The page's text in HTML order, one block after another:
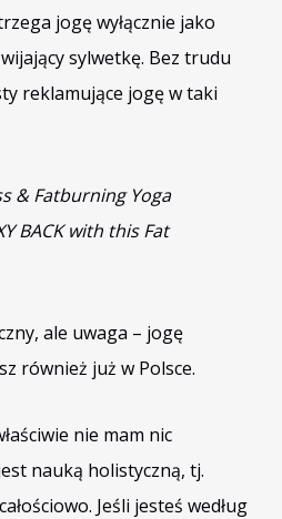
jogę wyłącznie jako
sylwetkę. Bez trudu
reklamujące jogę w taki
& Fatburning Yoga
BACK with this Fat
ale uwaga – jogę
również już w Polsce.
nie mam nic
nauką holistyczną, tj.
Jeśli jesteś według